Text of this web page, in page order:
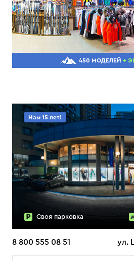
450 МОДЕЛЕЙ +
Нам 15 лет!
Своя парковка
8 800 555 08 51 ул.